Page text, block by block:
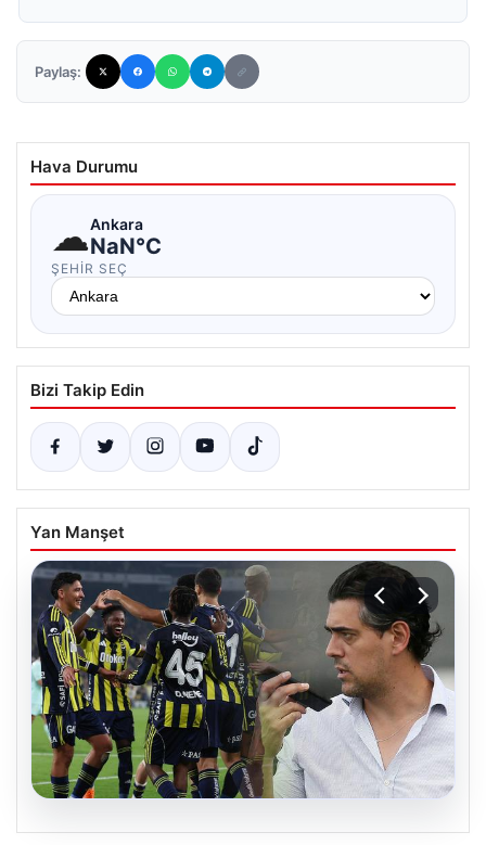
Paylaş:
Hava Durumu
☁Ankara
NaN°C
ŞEHIR SEÇ
Bizi Takip Edin
Yan Manşet
06.08.2026